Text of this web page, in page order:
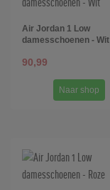
Air Jordan 1 Low
damesschoenen - Wit
90,99
Naar shop